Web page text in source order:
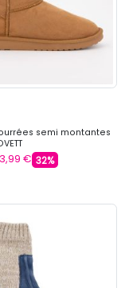
semi montantes
€ 32%